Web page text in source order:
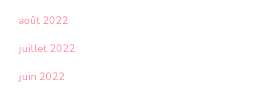
août 2022
juillet 2022
juin 2022